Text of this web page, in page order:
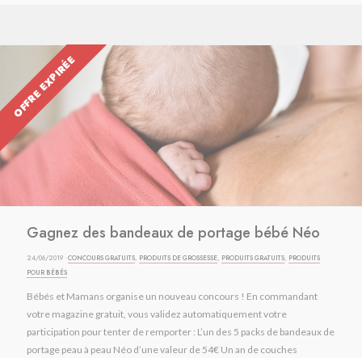
OFFRE EXPIRÉE
Gagnez des bandeaux de portage bébé Néo
24/06/2019 ·CONCOURS GRATUITS, PRODUITS DE GROSSESSE, PRODUITS GRATUITS, PRODUITS
POUR BÉBÉS
Bébés et Mamans organise un nouveau concours ! En commandant
votre magazine gratuit, vous validez automatiquement votre
participation pour tenter de remporter : L’un des 5 packs de bandeaux de
portage peau à peau Néo d’une valeur de 54€ Un an de couches